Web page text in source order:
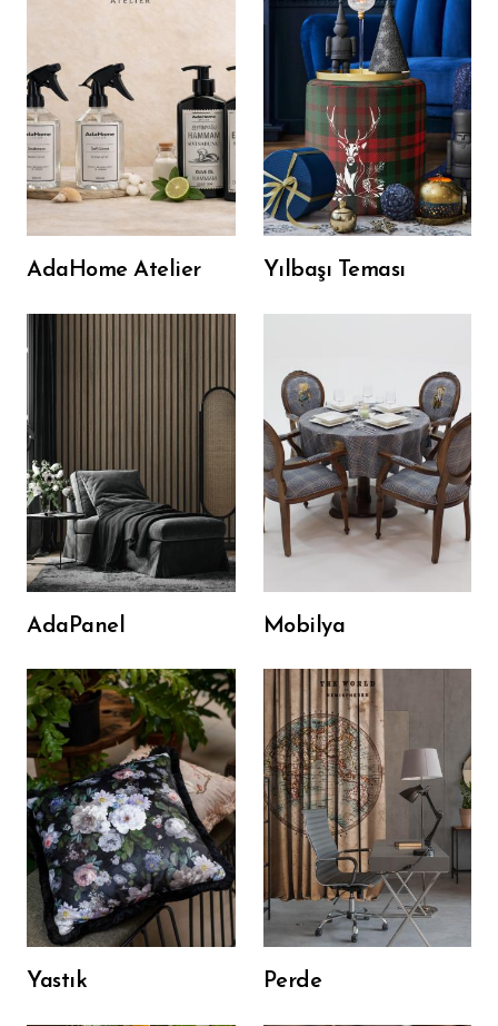
Masa Örtüsü
Runner
Puf
Şezlong
Mutfak Önlüğü
Pleksi Tepsi
AdaHome Atelier Yılbaşı Teması
AdaPanel Mobilya
Yastık Perde